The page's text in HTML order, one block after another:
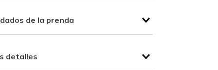
de la prenda
detalles